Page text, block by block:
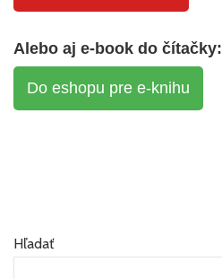
Alebo aj e-book do čítačky:
Do eshopu pre e-knihu
Hľadať